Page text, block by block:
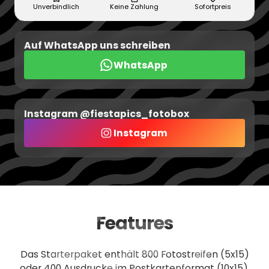
Unverbindlich Keine Zahlung Sofortpreis
Auf WhatsApp uns schreiben
WhatsApp
Instagram @fiestapics_fotobox
Instagram
Features
Das Starterpaket enthält 800 Fotostreifen (5x15)